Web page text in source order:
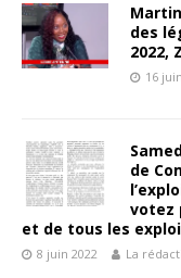
des
2022,
16
de
votez
et de tous les
8 juin 2022 La